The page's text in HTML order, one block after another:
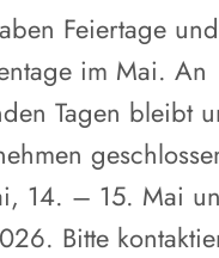
Feiertage und
im Mai. An
Tagen bleibt
14. – 15. Mai
Bitte